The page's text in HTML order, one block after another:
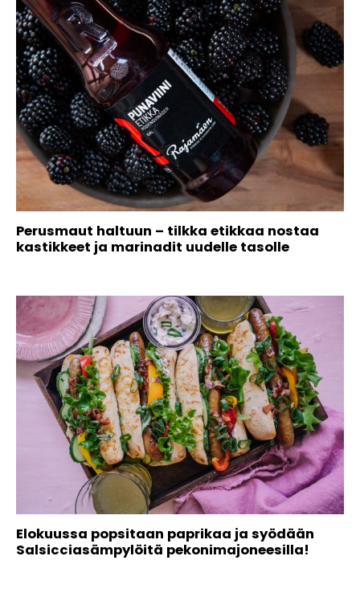
Perusmaut haltuun – tilkka etikkaa nostaa
kastikkeet ja marinadit uudelle tasolle
Elokuussa popsitaan paprikaa ja syödään
Salsicciasämpylöitä pekonimajoneesilla!